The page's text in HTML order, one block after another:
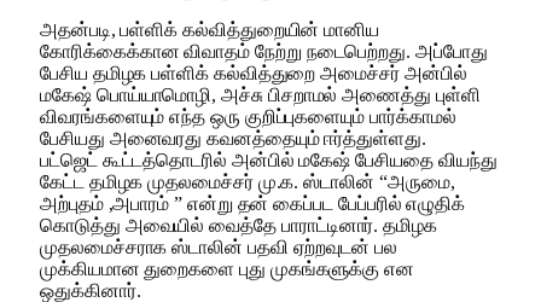
அதன்படி, பள்ளிக் கல்வித்துறையின் மானிய
கோரிக்கைக்கான விவாதம் நேற்று நடைபெற்றது. அப்போது
பேசிய தமிழக பள்ளிக் கல்வித்துறை அமைச்சர் அன்பில்
மகேஷ் பொய்யாமொழி, அச்சு பிசறாமல் அணைத்து புள்ளி
விவரங்களையும் எந்த ஒரு குறிப்புகளையும் பார்க்காமல்
பேசியது அனைவரது கவனத்தையும் ஈர்த்துள்ளது.
பட்ஜெட் கூட்டத்தொடரில் அன்பில் மகேஷ் பேசியதை வியந்து
கேட்ட தமிழக முதலமைச்சர் மு.க. ஸ்டாலின் “அருமை,
அற்புதம் ,அபாரம் ” என்று தன் கைப்பட பேப்பரில் எழுதிக்
கொடுத்து அவையில் வைத்தே பாராட்டினார். தமிழக
முதலமைச்சராக ஸ்டாலின் பதவி ஏற்றவுடன் பல
முக்கியமான துறைகளை புது முகங்களுக்கு என
ஒதுக்கினார்.